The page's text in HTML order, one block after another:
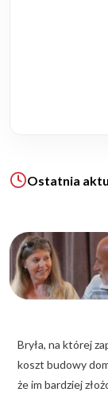
Ogrody
BLOG
O NAS
KONAKT
ZAPISZ
Ostatnia
Bryła, na której
koszt budowy
że im bardziej